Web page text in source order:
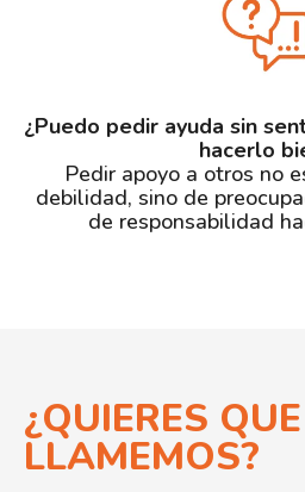
¿Puedo pedir ayuda sin
hacerlo
Pedir apoyo a otros no
debilidad, sino de
de responsabilidad
¿QUIERES
LLAMEMOS?